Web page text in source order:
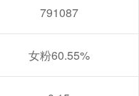
791087
女粉60.55%